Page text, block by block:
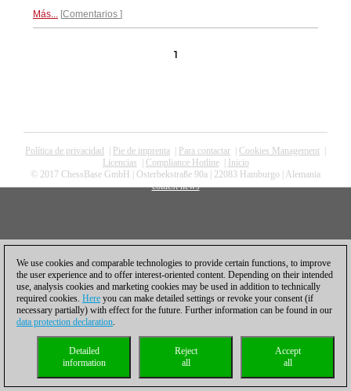
Más... Comentarios
1
Política de privacidad Pie de imprenta Para contactar Cookies Management
Licencias
Compliance Hotline|
Inicio
© 2017 ChessBase GmbH | Osterbekstraße 90a | 22083 Hamburgo | Alemania
coldest news
We use cookies and comparable technologies to provide certain functions, to improve
the user experience and to offer interest-oriented content. Depending on their intended
use, analysis cookies and marketing cookies may be used in addition to technically
required cookies. Here you can make detailed settings or revoke your consent (if
necessary partially) with effect for the future. Further information can be found in our
data protection declaration.
Accept
all
Reject
all
Detailed
information